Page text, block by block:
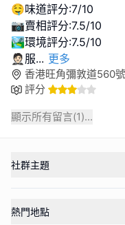
🤤味道評分:7/10
📷賣相評分:7.5/10
🏞環境評分:7.5/10
🤵🏻服... 更多
香港旺角彌敦道560
評分
顯示所有留言(1)...
社群主題
熱門地點